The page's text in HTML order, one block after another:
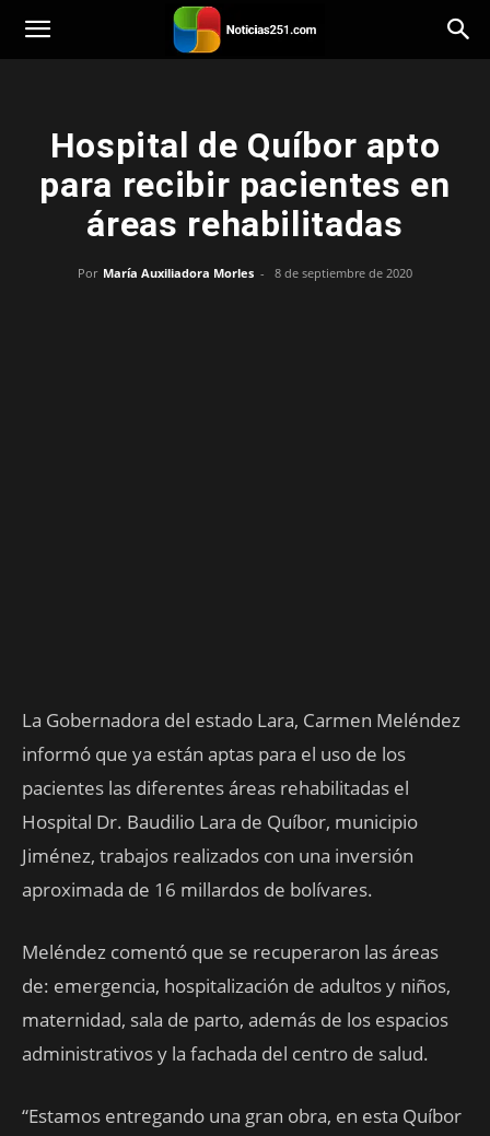
Noticias251
Hospital de Quíbor apto
para recibir pacientes en
áreas rehabilitadas
Por María Auxiliadora Morles - 8 de septiembre de 2020
La Gobernadora del estado Lara, Carmen Meléndez
informó que ya están aptas para el uso de los
pacientes las diferentes áreas rehabilitadas el
Hospital Dr. Baudilio Lara de Quíbor, municipio
Jiménez, trabajos realizados con una inversión
aproximada de 16 millardos de bolívares.
Meléndez comentó que se recuperaron las áreas
de: emergencia, hospitalización de adultos y niños,
maternidad, sala de parto, además de los espacios
administrativos y la fachada del centro de salud.
“Estamos entregando una gran obra, en esta Quíbor